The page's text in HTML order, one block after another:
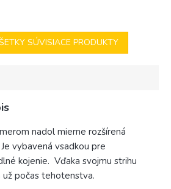
SÚVISIACE PRODUKTY
nadol mierne rozšírená
vybavená vsadkou pre
kojenie. Vďaka svojmu strihu
počas tehotenstva.